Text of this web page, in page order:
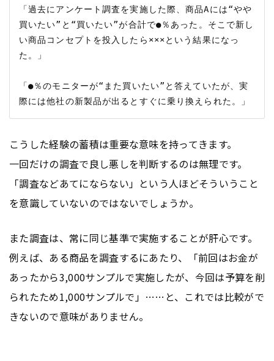
「過去にアンケート調査を実施した際、商品Aには“やや
買いたい”と“買いたい”が合計で●％あった。そこで新し
い商品コンセプトを投入したら×××という結果になっ
た。」
「●％のモニターが“また買いたい”と答えていたが、実
こうした経験の蓄積は重要な意味を持ってきます。
一回だけの調査で良し悪しを判断するのは無理です。
「調査などあてにならない」という人ほどそういうこと
を意識していないのではないでしょうか。
また調査は、常に同じ基準で実施することが肝心です。
例えば、ある商品を調査するにあたり、「前回はお金が
あったから3,000サンプルで実施したが、今回は予算を削
られたため1,000サンプルで」……と、これでは比較がで
きないので意味がありません。